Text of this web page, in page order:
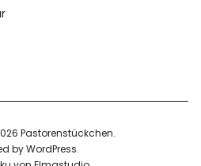
Pastorenstückchen
byWordPress